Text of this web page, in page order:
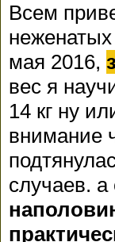
Всем
мая 2016,
вес я
14 кг ну
внимание
случаев. а